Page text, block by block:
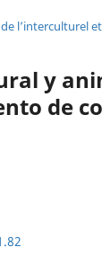
l’interculturel
y
de